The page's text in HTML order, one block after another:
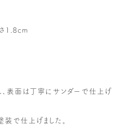
1.8cm
表面は丁寧にサンダーで仕上げ
装で仕上げました。